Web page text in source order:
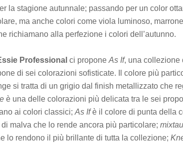
la stagione autunnale; passando per un color
ma anche colori come viola luminoso,
richiamano alla perfezione i colori dell’autunno.
Professional ci propone As If, una collezione
di sei colorazioni sofisticate. Il colore più
si tratta di un grigio dal finish metallizzato che
è una delle colorazioni più delicata tra le sei
ai colori classici; As Ifè il colore di punta della
malva che lo rende ancora più particolare;
lo rendono il più brillante di tutta la collezione;